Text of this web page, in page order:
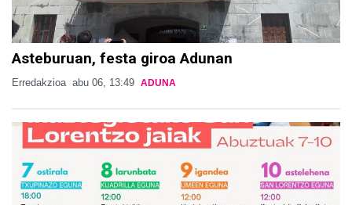
Asteburuan, festa giroa Adunan
Erredakzioa abu 06, 13:49 ADUNA